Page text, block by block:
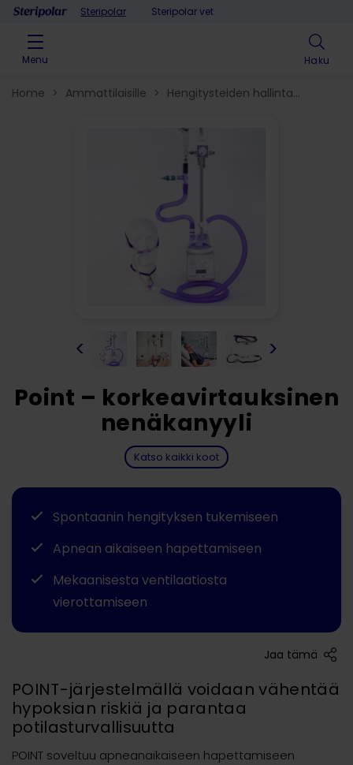
Skip to contentSteripolar Steripolar vet
Menu Haku
Home > Ammattilaisille > Hengitysteiden hallinta​
POINT-järjestelmällä voidaan vähentää
hypoksian riskiä ja parantaa
potilasturvallisuutta
POINT soveltuu apneanaikaiseen hapettamiseen
>
<
Point – korkeavirtauksinen
nenäkanyyli
Katso kaikki koot
Spontaanin hengityksen tukemiseen
Apnean aikaiseen hapettamiseen
Mekaanisesta ventilaatiosta
vierottamiseen
Jaa tämä